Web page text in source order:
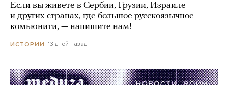
Если вы живете в Сербии, Грузии, Израиле
и других странах, где большое русскоязычное
комьюнити, — напишите нам!
ИСТОРИИ 13 дней назад